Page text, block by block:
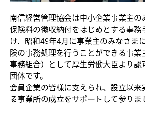
南信経営管理協会は中小企業事業主
保険料の徴収納付をはじめとする事務
け、昭和49年4月に事業主のみなさま
険の事務処理を行うことができる事
事務組合）として厚生労働大臣より認
団体です。
会員企業の皆様に支えられ、設立以来
る事業所の成立をサポートして参りま